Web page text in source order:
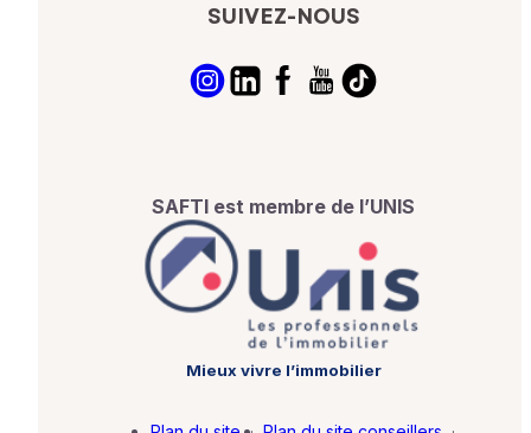
SUIVEZ-NOUS
SAFTI est membre de l’UNIS
Mieux vivre l’immobilier